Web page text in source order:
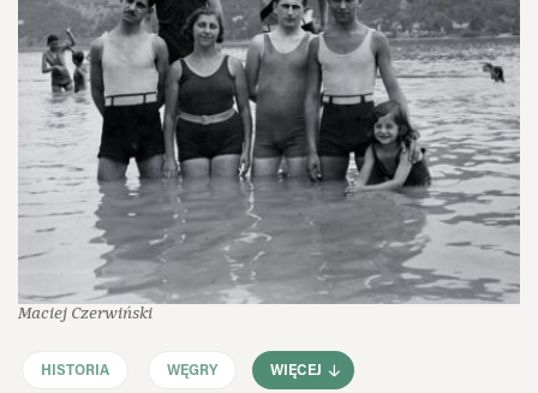
Maciej Czerwiński
HISTORIA WĘGRY WIĘCEJ